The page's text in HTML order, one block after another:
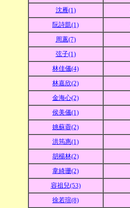
沈雁(1)
阮詩凱(1)
周蕙(7)
弦子(1)
林佳儀(4)
林嘉欣(2)
金海心(2)
侯美儀(1)
姚蘇蓉(2)
洪筠惠(1)
胡楊林(2)
韋綺珊(2)
容祖兒(53)
徐若瑄(8)